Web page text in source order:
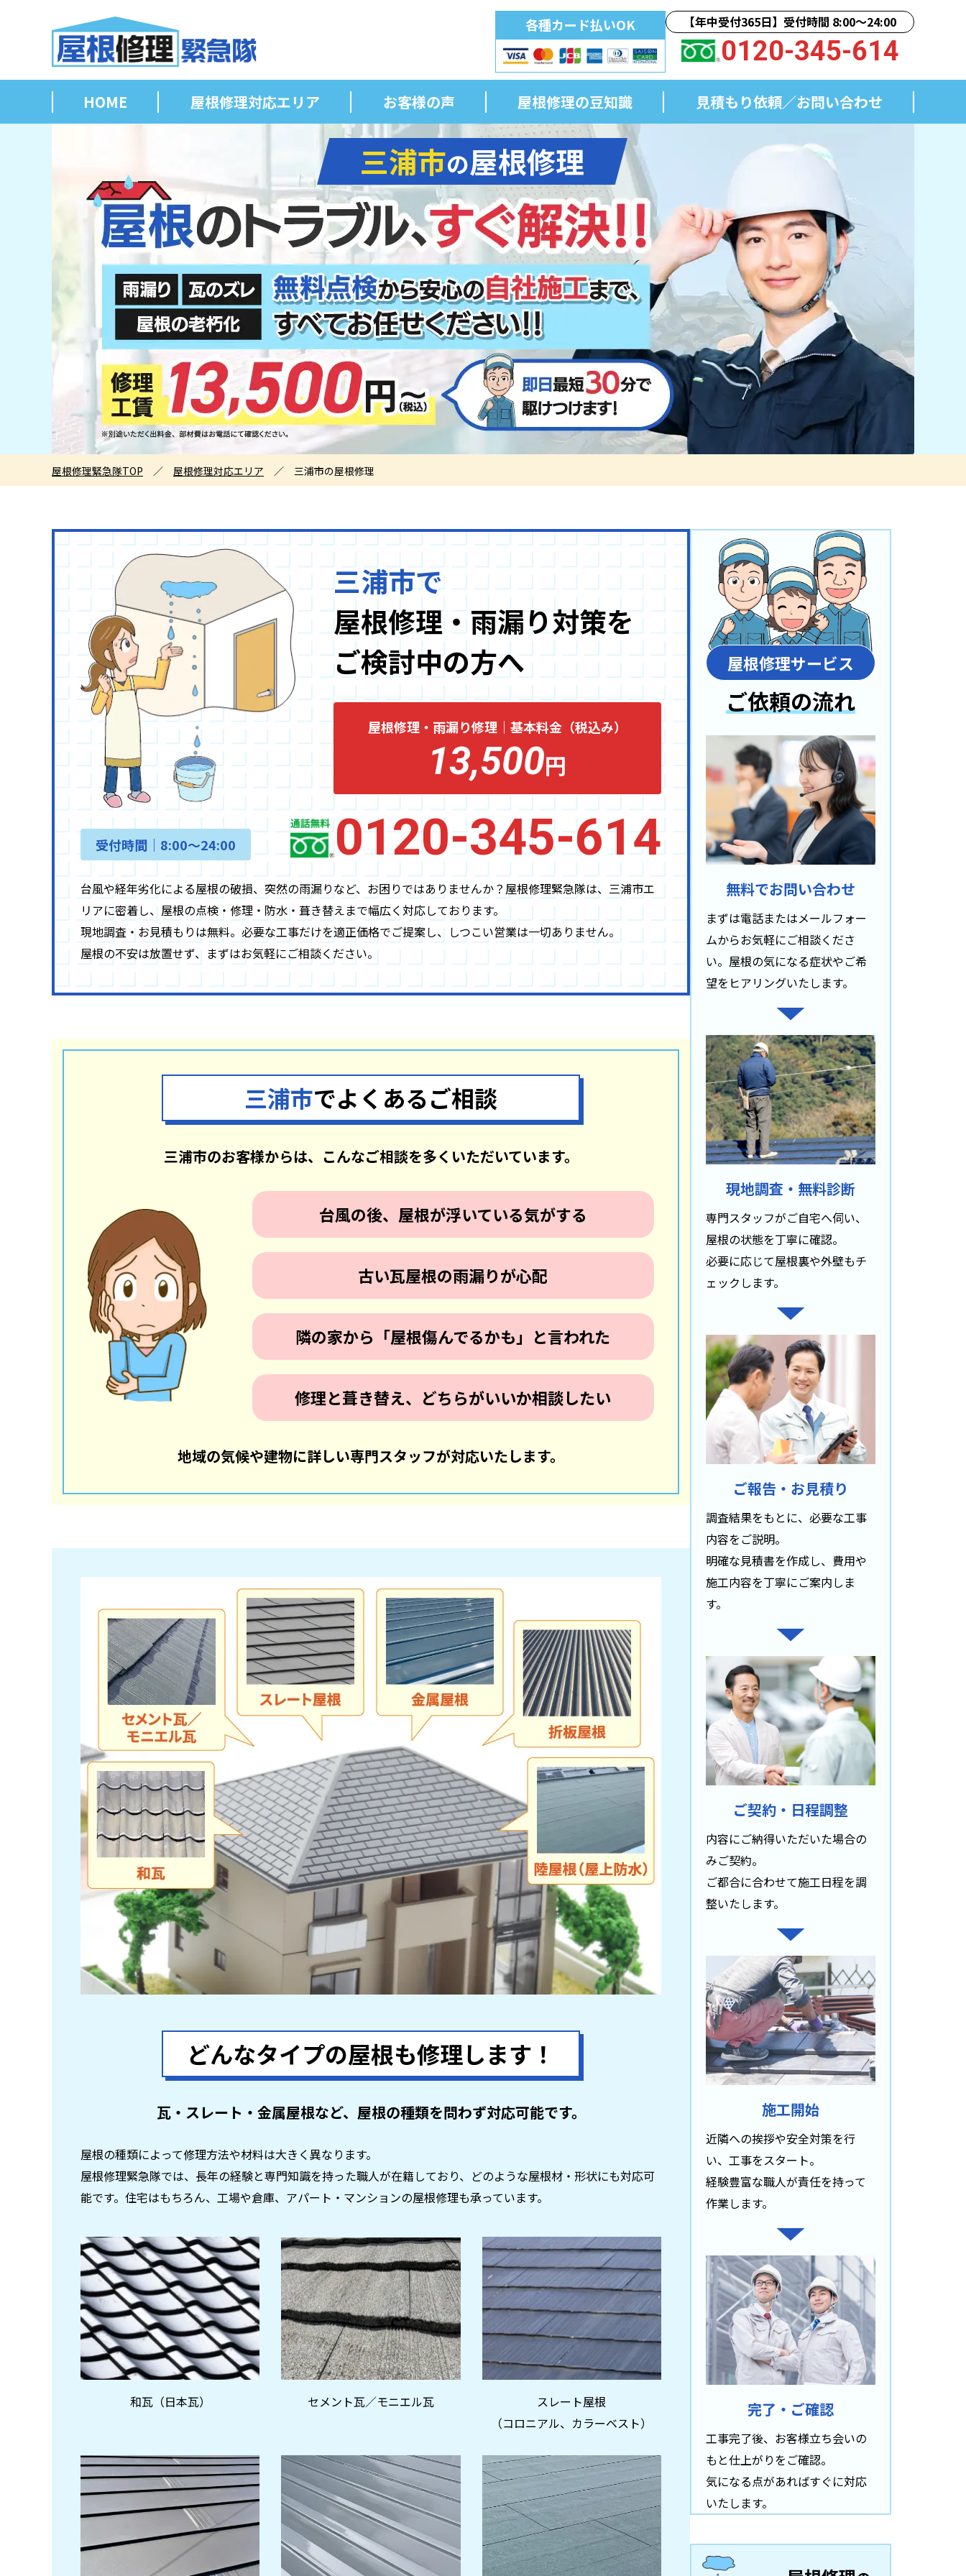
各種カード払いOK 【年中受付365日】受付時間 8:00〜24:00
0120-345-614
HOME 屋根修理対応エリア お客様の声 屋根修理の豆知識 見積もり依頼／お問い合わせ
三浦市の屋根修理
屋根修理緊急隊TOP ／ 屋根修理対応エリア ／ 三浦市の屋根修理
三浦市で
屋根修理・雨漏り対策を
ご検討中の方へ
屋根修理・雨漏り修理 ｜ 基本料金（税込み）
13,500円
受付時間｜8:00〜24:00 0120-345-614
台風や経年劣化による屋根の破損、突然の雨漏りなど、お困りではありませんか？屋根修理緊急隊は、三浦市エ
リアに密着し、屋根の点検・修理・防水・葺き替えまで幅広く対応しております。
現地調査・お見積もりは無料。必要な工事だけを適正価格でご提案し、しつこい営業は一切ありません。
屋根の不安は放置せず、まずはお気軽にご相談ください。
三浦市でよくあるご相談
三浦市のお客様からは、こんなご相談を多くいただいています。
台風の後、屋根が浮いている気がする
古い瓦屋根の雨漏りが心配
隣の家から 「屋根傷んでるかも」と言われた
修理と葺き替え、 どちらがいいか相談したい
地域の気候や建物に詳しい専門スタッフが対応いたします。
どんなタイプの屋根も修理します！
瓦・スレート・金属屋根など、屋根の種類を問わず対応可能です。
屋根の種類によって修理方法や材料は大きく異なります。
屋根修理緊急隊では、長年の経験と専門知識を持った職人が在籍しており、どのような屋根材・形状にも対応可
能です。住宅はもちろん、工場や倉庫、アパート・マンションの屋根修理も承っています。
和瓦（日本瓦） セメント瓦／モニエル瓦
スレート屋根
（コロニアル、 カラーベスト）
屋根修理サービス
ご依頼の流れ
無料でお問い合わせ
まずは電話またはメールフォー
ムからお気軽にご相談くださ
い。屋根の気になる症状やご希
望をヒアリングいたします。
現地調査・無料診断
専門スタッフがご自宅へ伺い、
屋根の状態を丁寧に確認。
必要に応じて屋根裏や外壁もチ
ェックします。
ご報告・お見積り
調査結果をもとに、必要な工事
内容をご説明。
明確な見積書を作成し、費用や
施工内容を丁寧にご案内しま
す。
ご契約・日程調整
内容にご納得いただいた場合の
みご契約。
ご都合に合わせて施工日程を調
整いたします。
施工開始
近隣への挨拶や安全対策を行
い、工事をスタート。
経験豊富な職人が責任を持って
作業します。
完了・ご確認
工事完了後、お客様立ち会いの
もと仕上がりをご確認。
気になる点があればすぐに対応
いたします。